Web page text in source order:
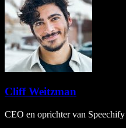
Cliff Weitzman
CEO en oprichter van Speechify